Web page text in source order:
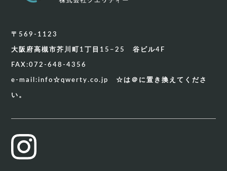
〒569-1123
大阪府高槻市芥川町1丁目15−25 谷ビル4F
FAX:072-648-4356
e-mail:info☆qwerty.co.jp ☆は＠に置き換えてくださ
い。